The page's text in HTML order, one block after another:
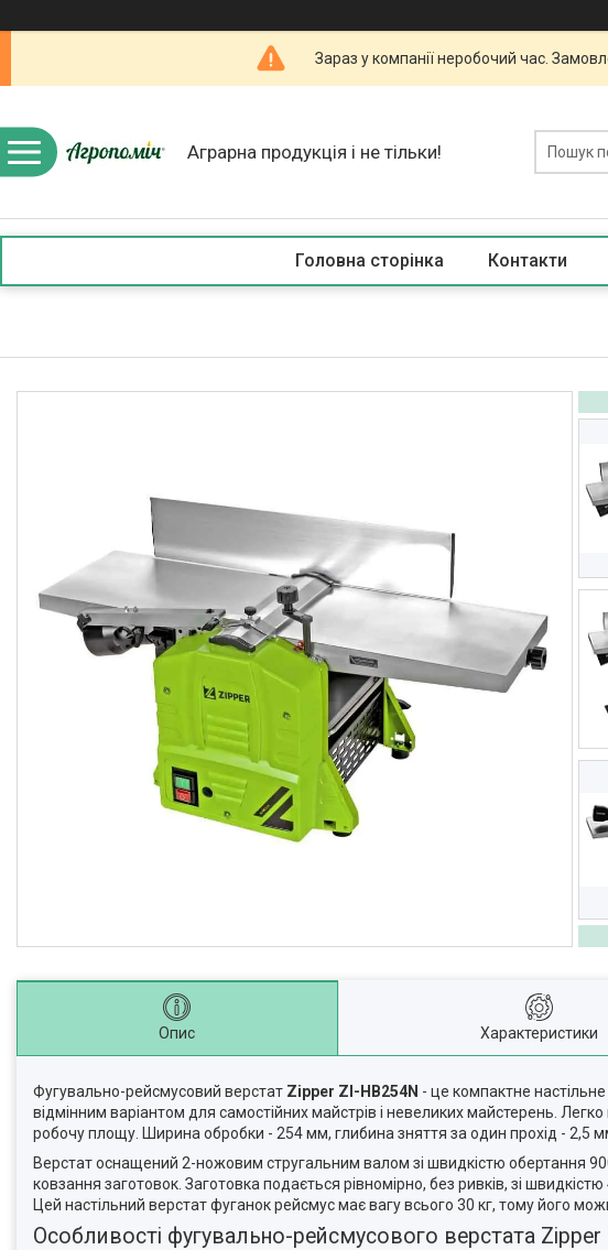
Зараз у компанії неробочий час.
Аграрна продукція і не тільки!
Головна сторінка Контакти
Опис Характеристики
Фугувально-рейсмусовий верстат Zipper ZI-HB254N - це компактне
відмінним варіантом для самостійних майстрів і невеликих майстерень.
робочу площу. Ширина обробки - 254 мм, глибина зняття за один прохід - 2,5
Верстат оснащений 2-ножовим стругальним валом зі швидкістю обертання
ковзання заготовок. Заготовка подається рівномірно, без ривків, зі
Цей настільний верстат фуганок рейсмус має вагу всього 30 кг, тому його
Особливості фугувально-рейсмусового верстата Zipper